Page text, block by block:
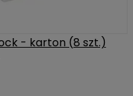
- karton (8 szt.)